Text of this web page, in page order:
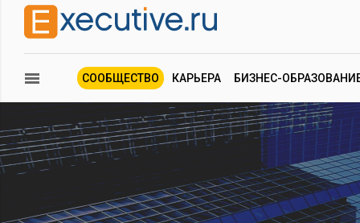
СООБЩЕСТВО КАРЬЕРА БИЗНЕС-